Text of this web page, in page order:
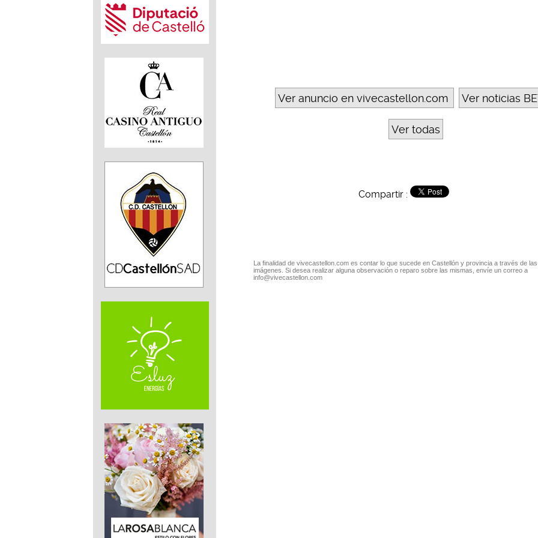
Ver anuncio en vivecastellon.com Ver noticias
Ver todas
Compartir :
La finalidad de vivecastellon.com es contar lo que sucede en Castellón y provincia a través de las
imágenes. Si desea realizar alguna observación o reparo sobre las mismas, envíe un correo a
info@vivecastellon.com